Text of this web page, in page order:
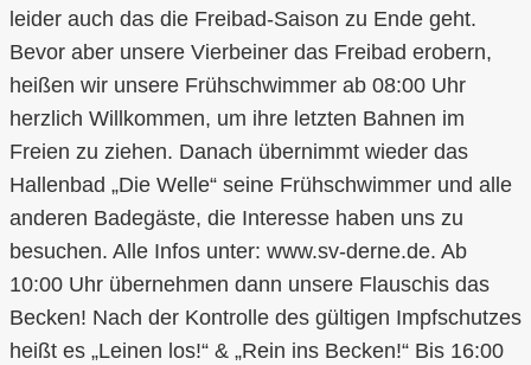
leider auch das die Freibad-Saison zu Ende geht.
Bevor aber unsere Vierbeiner das Freibad erobern,
heißen wir unsere Frühschwimmer ab 08:00 Uhr
herzlich Willkommen, um ihre letzten Bahnen im
Freien zu ziehen. Danach übernimmt wieder das
Hallenbad „Die Welle“ seine Frühschwimmer und alle
anderen Badegäste, die Interesse haben uns zu
besuchen. Alle Infos unter: www.sv-derne.de. Ab
10:00 Uhr übernehmen dann unsere Flauschis das
Becken! Nach der Kontrolle des gültigen Impfschutzes
heißt es „Leinen los!“ & „Rein ins Becken!“ Bis 16:00